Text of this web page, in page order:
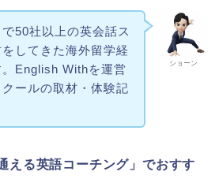
ショーン
50社以上の英会話ス
してきた海外留学経
English Withを運営
ールの取材・体験記
える英語コーチング」でおすす